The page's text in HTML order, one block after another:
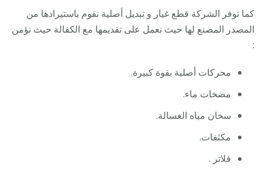
كما توفر الشركة قطع غيار و تبديل أصلية نقوم باستيرادها من
المصدر المصنع لها حيث نعمل على تقديمها مع الكفالة حيث نؤمن
:
محركات أصلية بقوة كبيرة.
مضخات ماء.
سخان مياه الغسالة.
مكثفات.
فلاتر .